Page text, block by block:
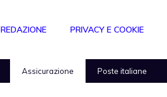
REDAZIONE PRIVACY E COOKIE
Assicurazione Poste italiane